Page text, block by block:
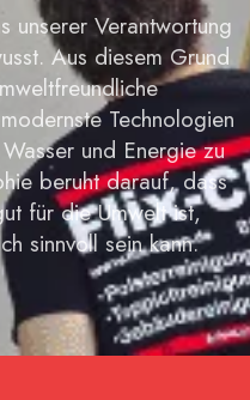
unserer Verantwortung
Aus diesem Grund
Technologien
und Energie zu
beruht darauf, dass
für die Umwelt ist,
sinnvoll sein kann.